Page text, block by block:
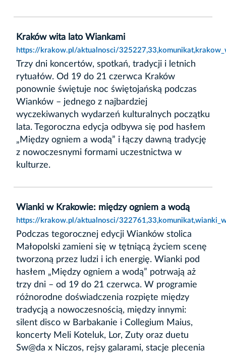
Kraków wita lato Wiankami
https://krakow.pl/aktualnosci/
Trzy dni koncertów, spotkań, tradycji i letnich
rytuałów. Od 19 do 21 czerwca Kraków
ponownie świętuje noc świętojańską podczas
Wianków – jednego z najbardziej
wyczekiwanych wydarzeń kulturalnych początku
lata. Tegoroczna edycja odbywa się pod hasłem
„Między ogniem a wodą” i łączy dawną tradycję
z nowoczesnymi formami uczestnictwa w
kulturze.
Wianki w Krakowie: między ogniem a wodą
https://krakow.pl/aktualnosci/
Podczas tegorocznej edycji Wianków stolica
Małopolski zamieni się w tętniącą życiem scenę
tworzoną przez ludzi i ich energię. Wianki pod
hasłem „Między ogniem a wodą” potrwają aż
trzy dni – od 19 do 21 czerwca. W programie
różnorodne doświadczenia rozpięte między
tradycją a nowoczesnością, między innymi:
silent disco w Barbakanie i Collegium Maius,
koncerty Meli Koteluk, Lor, Zuty oraz duetu
Sw@da x Niczos, rejsy galarami, stacje plecenia